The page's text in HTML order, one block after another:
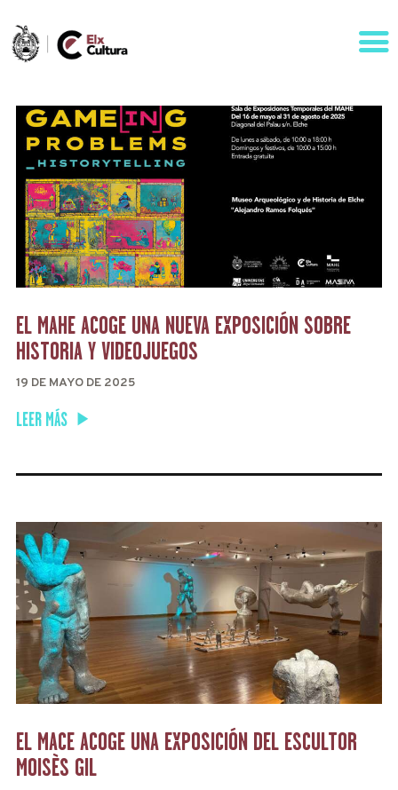
AGENDA
ÁREAS
VISÍTANOS
ELCHE
CONTACTO
EL MAHE ACOGE UNA NUEVA EXPOSICIÓN SOBRE
HISTORIA Y VIDEOJUEGOS
19 DE MAYO DE 2025
LEER MÁS
EL MACE ACOGE UNA EXPOSICIÓN DEL ESCULTOR
MOISÈS GIL